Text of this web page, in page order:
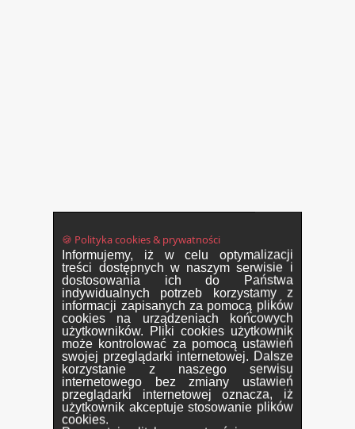
🍪 Polityka cookies & prywatności
Informujemy, iż w celu optymalizacji
treści dostępnych w naszym serwisie i
dostosowania ich do Państwa
indywidualnych potrzeb korzystamy z
informacji zapisanych za pomocą plików
cookies na urządzeniach końcowych
użytkowników. Pliki cookies użytkownik
może kontrolować za pomocą ustawień
swojej przeglądarki internetowej. Dalsze
korzystanie z naszego serwisu
internetowego bez zmiany ustawień
przeglądarki internetowej oznacza, iż
użytkownik akceptuje stosowanie plików
cookies.